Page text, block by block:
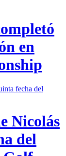
en
Nicolás
del